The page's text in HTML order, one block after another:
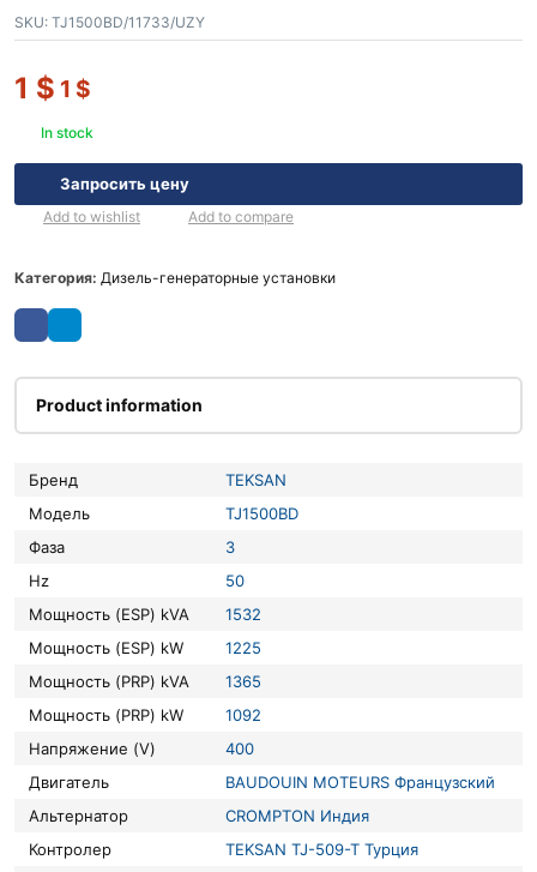
SKU: TJ1500BD/11733/UZY
1 $ 1 $
In stock
Запросить цену
Add to wishlist Add to compare
Категория: Дизель-генераторные установки
Product information
Бренд
TEKSAN
Модель
TJ1500BD
Фаза
3
Hz
50
Мощность (ESP) kVA
1532
Мощность (ESP) kW
1225
Мощность (PRP) kVA
1365
Мощность (PRP) kW
1092
Напряжение (V)
400
Двигатель
BAUDOUIN MOTEURS Французский
Альтернатор
CROMPTON Индия
Контролер
TEKSAN TJ-509-T Турция